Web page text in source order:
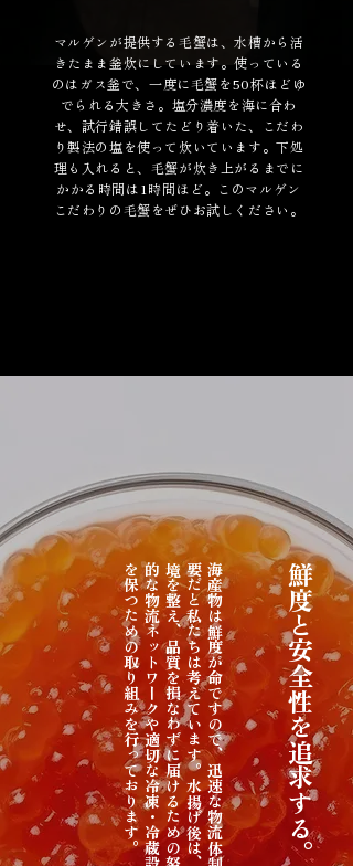
マルゲンが提供する毛蟹は、水槽から活
きたまま釜炊にしています。使っている
のはガス釜で、一度に毛蟹を50杯ほどゆ
でられる大きさ。塩分濃度を海に合わ
せ、試行錯誤してたどり着いた、こだわ
り製法の塩を使って炊いています。下処
理も入れると、毛蟹が炊き上がるまでに
かかる時間は1時間ほど。このマルゲン
こだわりの毛蟹をぜひお試しください。
。
鮮度と安全性
を追求する。